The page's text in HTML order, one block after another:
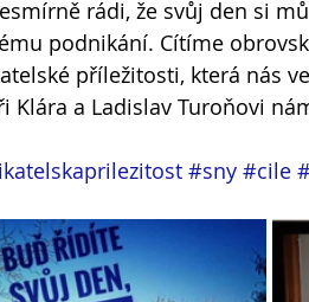
rádi, že svůj den si
podnikání. Cítíme
příležitosti, která nás
Klára a Ladislav Turoňovi
#sny #cile